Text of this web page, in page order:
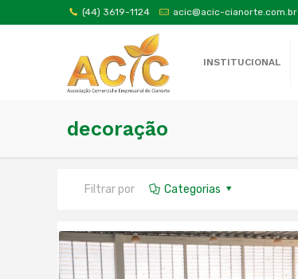
(44) 3619-1124 acic@acic-cianorte.com.br
INSTITUCIONAL
decoração
Filtrar por Categorias